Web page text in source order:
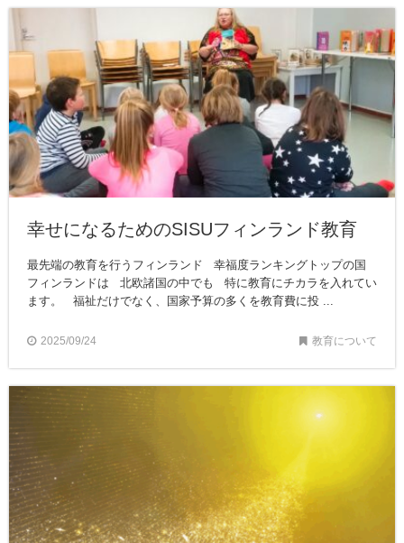
幸せになるためのSISUフィンランド教育
最先端の教育を行うフィンランド 幸福度ランキングトップの国
フィンランドは 北欧諸国の中でも 特に教育にチカラを入れてい
ます。 福祉だけでなく、国家予算の多くを教育費に投 ...
2025/09/24 教育について